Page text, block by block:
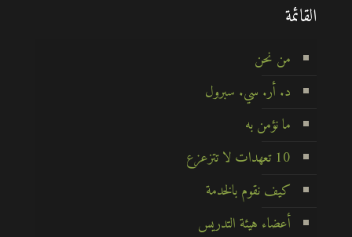
القائمة
من نحن
د. أر. سي. سبرول
ما نؤمن به
10 تعهدات لا تتزعزع
كيف نقوم بالخدمة
أعضاء هيئة التدريس